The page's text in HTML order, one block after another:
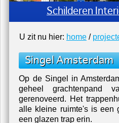
Schilderen
U zit nu hier: home/
Singel Amsterdam
Op de Singel in
geheel grachtenpand
gerenoveerd. Het
alle kleine ruimte's is een
een glazen trap erin.